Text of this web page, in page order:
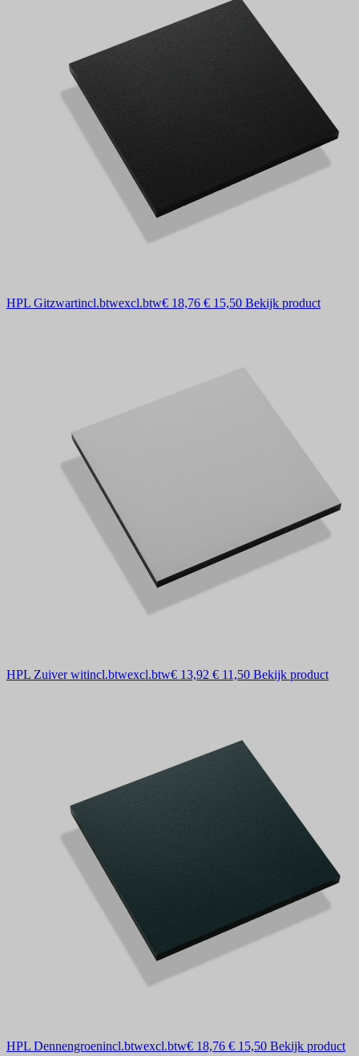
HPL Gitzwartincl.btwexcl.btw€ 18,76 € 15,50 Bekijk product
HPL Zuiver witincl.btwexcl.btw€ 13,92 € 11,50 Bekijk product
HPL Dennengroenincl.btwexcl.btw€ 18,76 € 15,50 Bekijk product